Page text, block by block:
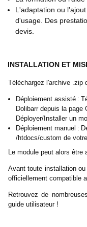
L'adaptation ou
d'usage. Des
devis.
INSTALLATION ET
Téléchargez l'archive .zip
Déploiement assisté :
Dolibarr depuis la
Déployer/Installer un
Déploiement manuel :
/htdocs/custom de
Le module peut alors être
Avant toute installation
officiellement compatible
Retrouvez de
guide utilisateur !